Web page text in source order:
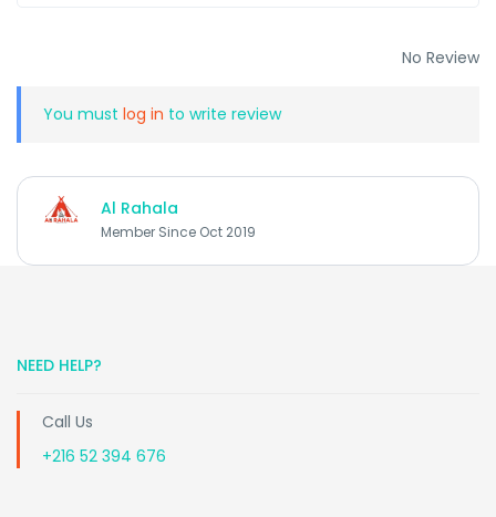
No Review
You must log in to write review
Al Rahala
Member Since Oct 2019
NEED HELP?
Call Us
+216 52 394 676